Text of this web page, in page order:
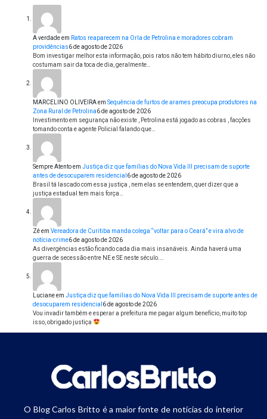
A verdadeem Ratos reaparecem na Orla de Petrolina e moradores cobram
providências6 de agosto de 2026
Bom investigar melhor esta informação, pois ratos não tem hábito diurno, eles não
costumam sair da toca de dia, geralmente…
MARCELINO OLIVEIRAem Sequência de furtos de arames preocupa produtores na
Zona Rural de Petrolina6 de agosto de 2026
Investimento em segurança não existe , Petrolina está jogado as cobras , facções
tomando conta e agente Policial falando que…
Sempre Atentoem Justiça diz que famílias do Nova Vida III precisam de suporte
antes de desocuparem residencial 6 de agosto de 2026
Brasil tá lascado com essa justiça , nem elas se entendem, quer dizer que a
justiça estadual tem mais força…
Zéem Vereadora de Curitiba manda colega “voltar para o Ceará” e vira alvo de
notícia-crime6 de agosto de 2026
As divergências estão ficando cada dia mais insanáveis. Ainda haverá uma
guerra de secessão entre NE e SE neste século.…
Lucianeem Justiça diz que famílias do Nova Vida III precisam de suporte antes de
desocuparem residencial 6 de agosto de 2026
Vou invadir também e esperar a prefeitura me pagar algum benefício, muito top
isso, obrigado justiça
O Blog Carlos Britto é a maior fonte de notícias do interior